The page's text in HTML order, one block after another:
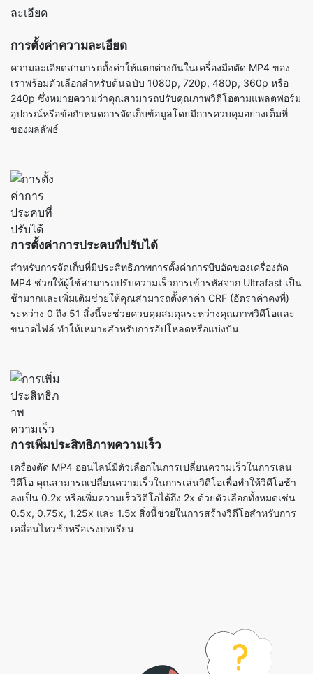
ความละเอียดสามารถตั้งค่าให้แตกต่างกันในเครื่องมือตัด MP4 ของ
240p ซึ่งหมายความว่าคุณสามารถปรับคุณภาพวิดีโอตามแพลตฟอร์ม
อุปกรณ์หรือข้อกำหนดการจัดเก็บข้อมูลโดยมีการควบคุมอย่างเต็มที่
ของผลลัพธ์
การตั้งค่าการประคบที่ปรับได้
สำหรับการจัดเก็บที่มีประสิทธิภาพการตั้งค่าการบีบอัดของเครื่องตัด
MP4 ช่วยให้ผู้ใช้สามารถปรับความเร็วการเข้ารหัสจาก Ultrafast เป็น
ช้ามากและเพิ่มเติมช่วยให้คุณสามารถตั้งค่าค่า CRF (อัตราค่าคงที่)
ระหว่าง 0 ถึง 51 สิ่งนี้จะช่วยควบคุมสมดุลระหว่างคุณภาพวิดีโอและ
ขนาดไฟล์ ทำให้เหมาะสำหรับการอัปโหลดหรือแบ่งปัน
การเพิ่มประสิทธิภาพความเร็ว
วิดีโอ คุณสามารถเปลี่ยนความเร็วในการเล่นวิดีโอเพื่อทำให้วิดีโอช้า
ลงเป็น 0.2x หรือเพิ่มความเร็ววิดีโอได้ถึง 2x ด้วยตัวเลือกทั้งหมดเช่น
0.5x, 0.75x, 1.25x และ 1.5x สิ่งนี้ช่วยในการสร้างวิดีโอสำหรับการ
เคลื่อนไหวช้าหรือเร่งบทเรียน